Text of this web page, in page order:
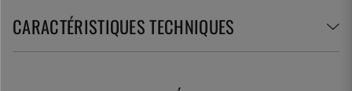
CARACTÉRISTIQUES TECHNIQUES